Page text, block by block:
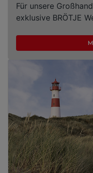
Für unsere
exklusive BRÖTJE